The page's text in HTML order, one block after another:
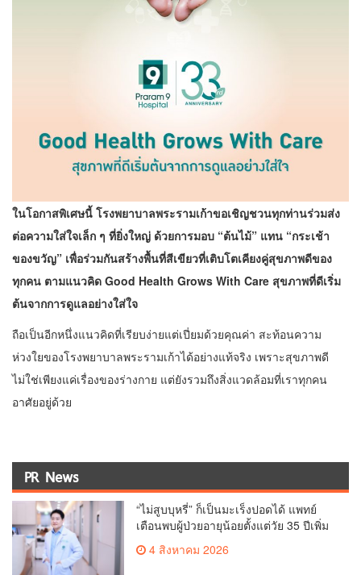
ในโอกาสพิเศษนี้ โรงพยาบาลพระรามเก้าขอเชิญชวนทุกท่านร่วมส่ง
ต่อความใส่ใจเล็ก ๆ ที่ยิ่งใหญ่ ด้วยการมอบ “ต้นไม้” แทน “กระเช้า
ของขวัญ” เพื่อร่วมกันสร้างพื้นที่สีเขียวที่เติบโตเคียงคู่สุขภาพดีของ
ทุกคน ตามแนวคิด Good Health Grows With Care สุขภาพที่ดีเริ่ม
ต้นจากการดูแลอย่างใส่ใจ
ถือเป็นอีกหนึ่งแนวคิดที่เรียบง่ายแต่เปี่ยมด้วยคุณค่า สะท้อนความ
ห่วงใยของโรงพยาบาลพระรามเก้าได้อย่างแท้จริง เพราะสุขภาพดี
ไม่ใช่เพียงแค่เรื่องของร่างกาย แต่ยังรวมถึงสิ่งแวดล้อมที่เราทุกคน
อาศัยอยู่ด้วย
PR News
“ไม่สูบบุหรี่” ก็เป็นมะเร็งปอดได้ แพทย์
เตือนพบผู้ป่วยอายุน้อยตั้งแต่วัย 35 ปีเพิ่ม
4 สิงหาคม 2026